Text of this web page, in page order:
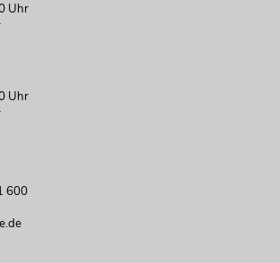
Uhr
Uhr
600